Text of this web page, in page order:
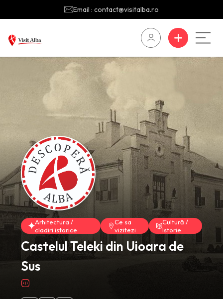
Email : contact@visitalba.ro
Arhitectura /
cladiri istorice
Ce sa
vizitezi
Cultură /
Istorie
Castelul Teleki din Uioara de
Sus